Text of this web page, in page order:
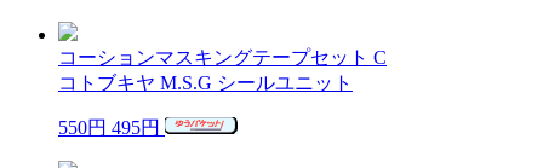
コーションマスキングテープセット C
コトブキヤ M.S.G シールユニット
550円 495円